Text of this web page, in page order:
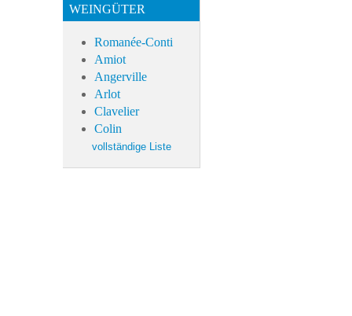
WEINGÜTER
Romanée-Conti
Amiot
Angerville
Arlot
Clavelier
Colin